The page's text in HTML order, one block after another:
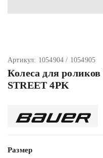
Артикул: 1054904 / 1054905
Колеса для
STREET 4PK
Размер